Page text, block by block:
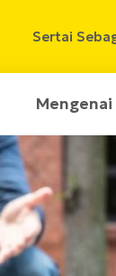
Sertai
Mengenai